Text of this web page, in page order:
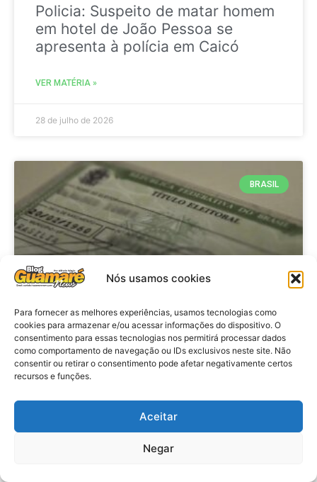
Nós usamos cookies
Para fornecer as melhores experiências, usamos tecnologias como
cookies para armazenar e/ou acessar informações do dispositivo. O
consentimento para essas tecnologias nos permitirá processar dados
como comportamento de navegação ou IDs exclusivos neste site. Não
consentir ou retirar o consentimento pode afetar negativamente certos
recursos e funções.
Aceitar
Negar
Policia: Suspeito de matar homem
em hotel de João Pessoa se
apresenta à polícia em Caicó
VER MATÉRIA »
28 de julho de 2026
BRASIL
Brasil: Policia Federal investiga
753 casos de crimes eleitorais
antes das eleições